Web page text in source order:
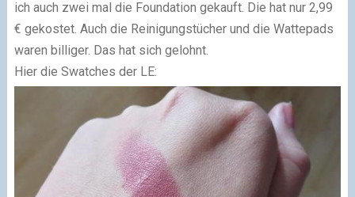
ich auch zwei mal die Foundation gekauft. Die hat nur 2,99
€ gekostet. Auch die Reinigungstücher und die Wattepads
waren billiger. Das hat sich gelohnt.
Hier die Swatches der LE: